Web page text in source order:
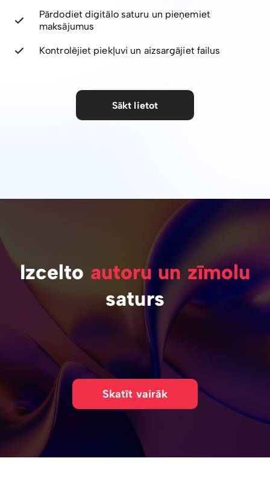
Pārdodiet digitālo saturu un pieņemiet
maksājumus
Kontrolējiet piekļuvi un aizsargājiet failus
Sākt lietot
Izcelto autoru un zīmolu
saturs
Skatīt vairāk